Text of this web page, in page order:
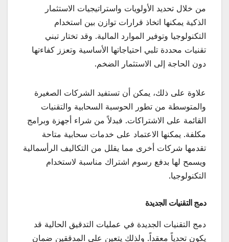
من خلال تحديد الأولويات واستراتيجيات الاستثمار
الذكية يمكنها اتخاذ قرارات توازن بين استخدام
التكنولوجيا وتوفير الموارد المالية. وقد تختار تبني
تقنيات محددة تلبي احتياجاتها الأساسية وتعزز كفاءتها
دون الحاجة إلى الاستثمار الضخم.
علاوة على ذلك، يمكن أن تستفيد الشركات الصغيرة
والمتوسطة من تطور الحوسبة السحابية والتقنيات
القائمة على الاشتراكات. فبدلاً من شراء أجهزة وبرامج
مكلفة. يمكنها الاعتماد على خدمات سحابية متاحة
تقدمها شركات أخرى مما يقلل من التكاليف الرأسمالية
ويسمح لها بدفع رسوم اشتراك مناسبة لاستخدام
التكنولوجيا.
دمج التقنيات الجديدة
دمج التقنيات الجديدة في عمليات التدقيق الحالية قد
يكون تحدياً معقداً. ولذلك يتعين على المدققين ضمان